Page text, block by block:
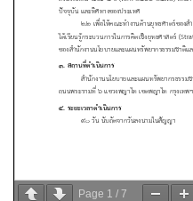
Page 1 / 7